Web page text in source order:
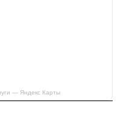
— Яндекс Карты